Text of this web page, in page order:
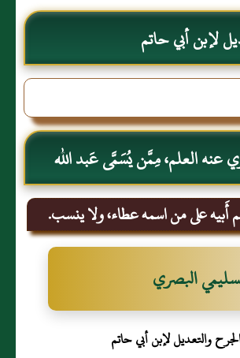
لإبن أبي حاتم
عنه العلم، مِمَّن يُسَمَّى عَبد الله
أَبيه على من اسمه عطاء، ولا ينسب.
البصري
والتعديل لإبن أبي حاتم